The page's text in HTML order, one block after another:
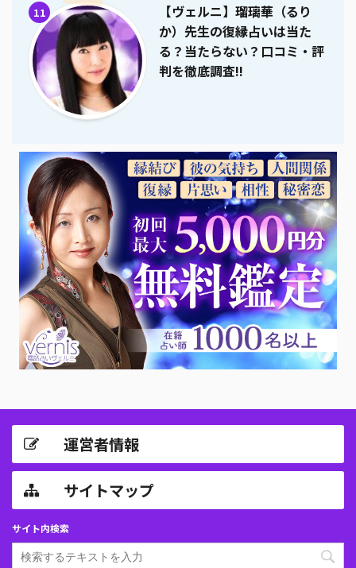
11
【ヴェルニ】瑠璃華（るり
か）先生の復縁占いは当た
る？当たらない？口コミ・評
判を徹底調査!!
運営者情報
サイトマップ
サイト内検索